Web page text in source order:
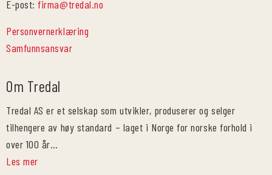
E-post:firma@tredal.no
Personvernerklæring
Samfunnsansvar
Om Tredal
Tredal AS er et selskap som utvikler, produserer og selger
tilhengere av høy standard – laget i Norge for norske forhold i
over 100 år…
Les mer